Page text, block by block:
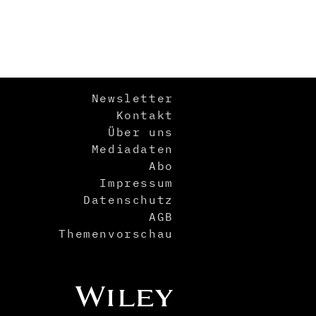
Newsletter
Kontakt
Über uns
Mediadaten
Abo
Impressum
Datenschutz
AGB
Themenvorschau